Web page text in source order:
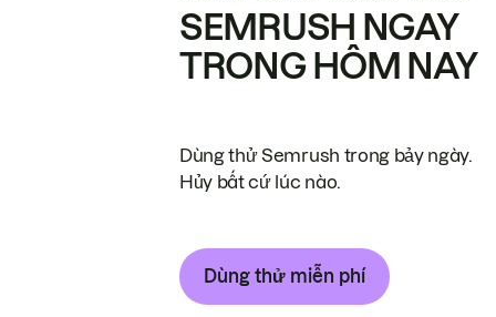
SEMRUSH NGAY
TRONG HÔM NAY
Dùng thử Semrush trong bảy ngày.
Hủy bất cứ lúc nào.
Dùng thử miễn phí